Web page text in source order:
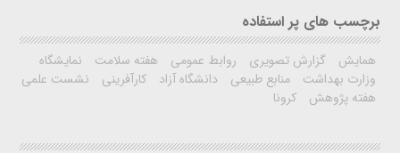
برچسب های پر استفاده
همایش گزارش تصویری روابط عمومی هفته سلامت
نمایشگاه
وزارت بهداشت
منابع طبیعی دانشگاه آزاد کارآفرینی
نشست علمی
هفته پژوهش
کرونا